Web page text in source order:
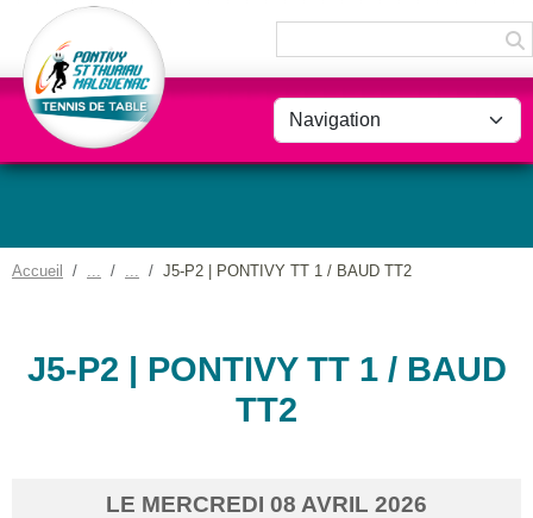
Accueil J5-P2 | PONTIVY TT 1 / BAUD TT2
J5-P2 | PONTIVY TT 1 / BAUD
TT2
LE MERCREDI 08 AVRIL 2026
Panneau de gestion des cookies